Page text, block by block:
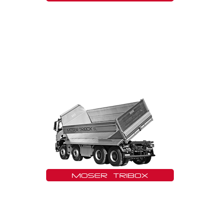
MOSER TRIBOX